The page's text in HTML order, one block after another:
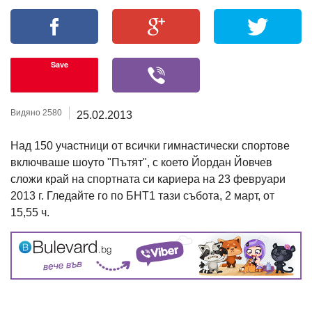
Save
Видяно 2580 25.02.2013
Над 150 участници от всички гимнастически спортове
включваше шоуто "Пътят", с което Йордан Йовчев
сложи край на спортната си кариера на 23 февруари
2013 г. Гледайте го по БНТ1 тази събота, 2 март, от
15,55 ч.